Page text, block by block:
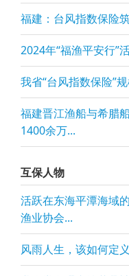
福建：台风指数保险
2024年“福渔平安行”
我省“台风指数保险”
福建晋江渔船与希腊
1400余万...
互保人物
活跃在东海平潭海域
渔业协会...
风雨人生，该如何定